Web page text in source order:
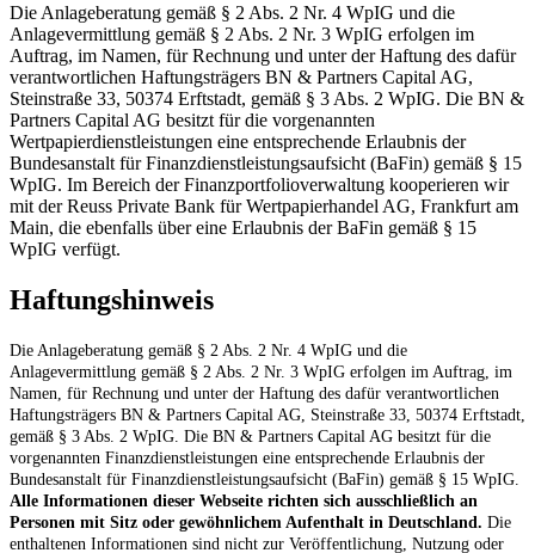
Die Anlageberatung gemäß § 2 Abs. 2 Nr. 4 WpIG und die
Anlagevermittlung gemäß § 2 Abs. 2 Nr. 3 WpIG erfolgen im
Auftrag, im Namen, für Rechnung und unter der Haftung des dafür
verantwortlichen Haftungsträgers BN & Partners Capital AG,
Steinstraße 33, 50374 Erftstadt, gemäß § 3 Abs. 2 WpIG. Die BN &
Partners Capital AG besitzt für die vorgenannten
Wertpapierdienstleistungen eine entsprechende Erlaubnis der
Bundesanstalt für Finanzdienstleistungsaufsicht (BaFin) gemäß § 15
WpIG. Im Bereich der Finanzportfolioverwaltung kooperieren wir
mit der Reuss Private Bank für Wertpapierhandel AG, Frankfurt am
Main, die ebenfalls über eine Erlaubnis der BaFin gemäß § 15
WpIG verfügt.
Haftungshinweis
Die Anlageberatung gemäß § 2 Abs. 2 Nr. 4 WpIG und die
Anlagevermittlung gemäß § 2 Abs. 2 Nr. 3 WpIG erfolgen im Auftrag, im
Namen, für Rechnung und unter der Haftung des dafür verantwortlichen
Haftungsträgers BN & Partners Capital AG, Steinstraße 33, 50374 Erftstadt,
gemäß § 3 Abs. 2 WpIG. Die BN & Partners Capital AG besitzt für die
vorgenannten Finanzdienstleistungen eine entsprechende Erlaubnis der
Bundesanstalt für Finanzdienstleistungsaufsicht (BaFin) gemäß § 15 WpIG.
Alle Informationen dieser Webseite richten sich ausschließlich an
Personen mit Sitz oder gewöhnlichem Aufenthalt in Deutschland. Die
enthaltenen Informationen sind nicht zur Veröffentlichung, Nutzung oder